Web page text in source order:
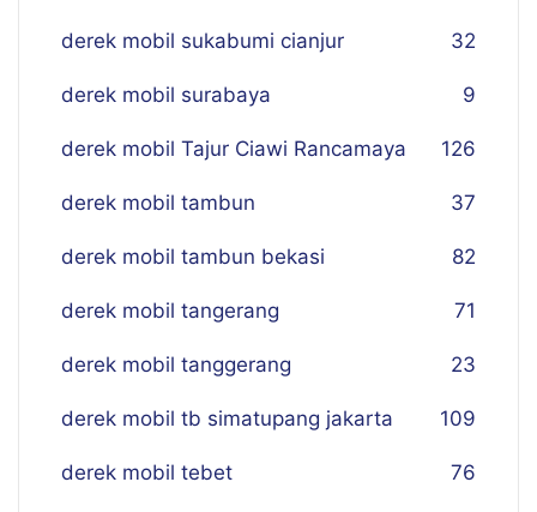
derek mobil sukabumi cianjur 32
derek mobil surabaya 9
derek mobil Tajur Ciawi Rancamaya 126
derek mobil tambun 37
derek mobil tambun bekasi 82
derek mobil tangerang 71
derek mobil tanggerang 23
derek mobil tb simatupang jakarta 109
derek mobil tebet 76